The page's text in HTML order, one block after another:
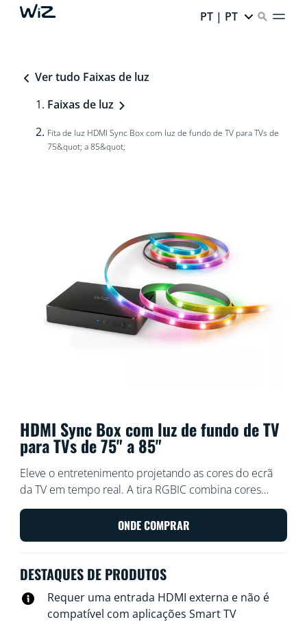
PT | PT
Ver tudo Faixas de luz
Faixas de luz
Fita de luz HDMI Sync Box com luz de fundo de TV para TVs de
75&quot; a 85&quot;​
HDMI Sync Box com luz de fundo de TV
para TVs de 75" a 85"​
Eleve o entretenimento projetando as cores do ecrã
da TV em tempo real. A tira RGBIC combina cores
vibrantes à velocidade da luz para filmes, jogos ou
música. Desfrute da instalação simples e da
correspondência de cores exata via HDMI. Sincronize
dispositivo de streaming ou uma consola de jogos.
via Wi-Fi para obter efeitos em toda a divisão.
ONDE COMPRAR
DESTAQUES DE PRODUTOS
Requer uma entrada HDMI externa e não é
compatível com aplicações Smart TV